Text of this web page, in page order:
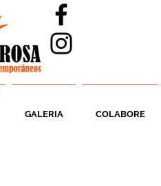
GALERIA COLABORE